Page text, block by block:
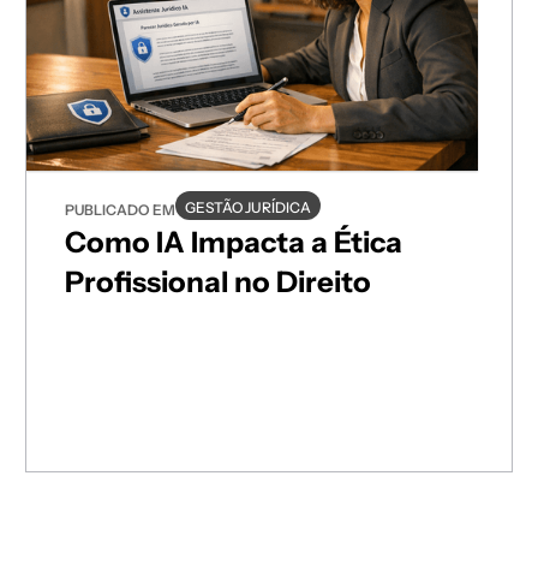
PUBLICADO EM GESTÃO JURÍDICA
Como IA Impacta a Ética
Profissional no Direito